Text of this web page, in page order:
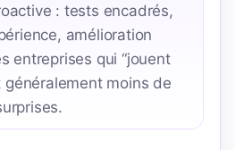
: tests encadrés,
amélioration
entreprises qui “jouent
généralement moins de